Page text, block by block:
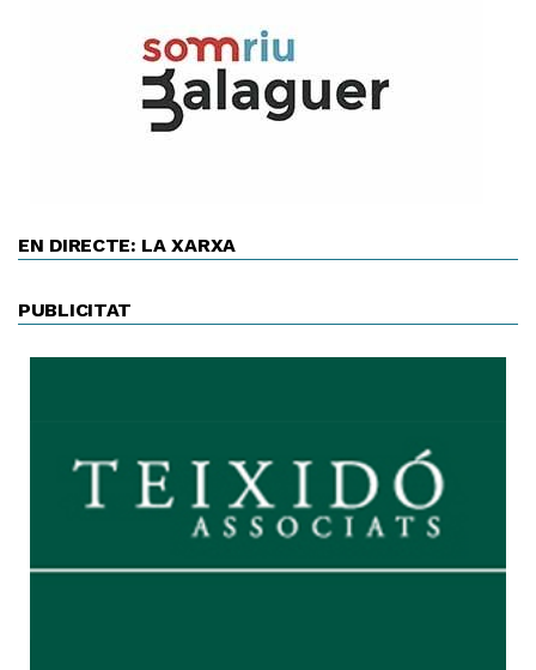
EN DIRECTE: LA XARXA
PUBLICITAT